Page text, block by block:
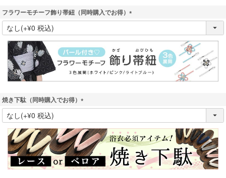
フラワーモチーフ飾り帯紐（同時購入でお得）
(
必
須
焼き下駄（同時購入でお得）
(
必
須
)